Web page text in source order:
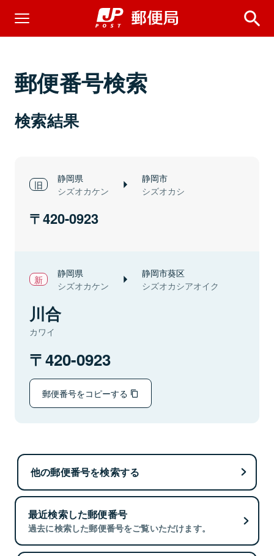
郵便番号検索
検索結果
静岡県
シズオカケン
静岡市
シズオカシ
420-0923
静岡県
シズオカケン
静岡市葵区
シズオカシアオイク
川合
カワイ
420-0923
郵便番号をコピーする
他の郵便番号を検索する
最近検索した郵便番号
過去に検索した郵便番号をご覧いただけます。